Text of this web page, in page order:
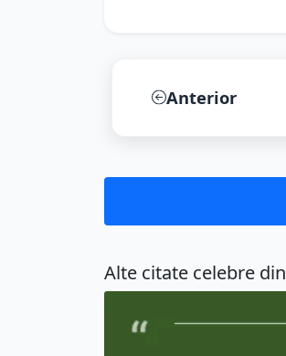
Anterior
Alte citate celebre din